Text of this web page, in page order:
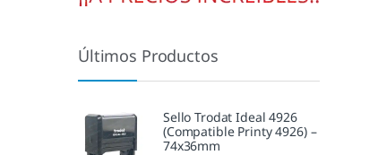
Últimos Productos
Sello Trodat Ideal 4926
(Compatible Printy 4926) –
74x36mm